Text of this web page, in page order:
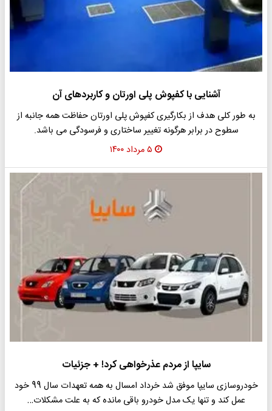
آشنایی با کفپوش پلی اورتان و کاربردهای آن
به طور کلی هدف از بکارگیری کفپوش پلی اورتان حفاظت همه جانبه از
سطوح در برابر هرگونه تغییر ساختاری و فرسودگی می باشد.
۵ مرداد ۱۴۰۰
سایپا از مردم عذرخواهی کرد! + جزئیات
خودروسازی سایپا موفق شد خرداد امسال به همه تعهدات سال 99 خود
عمل کند و تنها یک مدل خودرو باقی مانده که به علت مشکلات…